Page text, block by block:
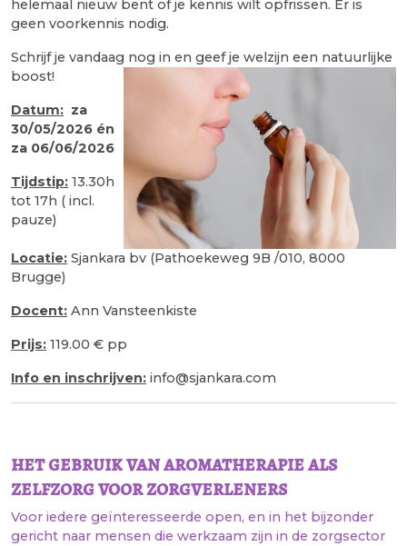
helemaal nieuw bent of je kennis wilt opfrissen. Er is
geen voorkennis nodig.
Schrijf je vandaag nog in en geef je welzijn een natuurlijke
boost!
Datum: za
30/05/2026 én
za 06/06/2026
Tijdstip: 13.30h
tot 17h ( incl.
pauze)
Locatie: Sjankara bv (Pathoekeweg 9B /010, 8000
Brugge)
Docent: Ann Vansteenkiste
Prijs: 119.00 € pp
Info en inschrijven: info@sjankara.com
het gebruik van aromatherapie als
zelfzorg voor zorgverleners
Voor iedere geïnteresseerde open, en in het bijzonder
gericht naar mensen die werkzaam zijn in de zorgsector